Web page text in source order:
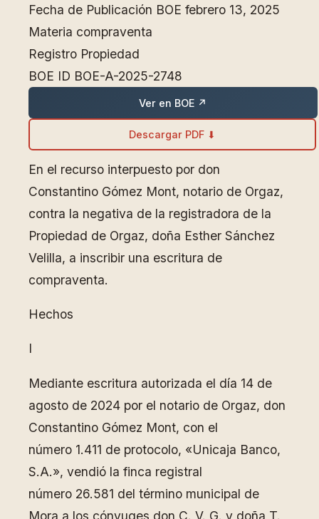
Fecha de Publicación BOE febrero 13, 2025
Materia compraventa
Registro Propiedad
BOE ID BOE-A-2025-2748
Ver en BOE ↗
Descargar PDF ⬇
En el recurso interpuesto por don
Constantino Gómez Mont, notario de Orgaz,
contra la negativa de la registradora de la
Propiedad de Orgaz, doña Esther Sánchez
Velilla, a inscribir una escritura de
compraventa.
Hechos
I
Mediante escritura autorizada el día 14 de
agosto de 2024 por el notario de Orgaz, don
Constantino Gómez Mont, con el
número 1.411 de protocolo, «Unicaja Banco,
S.A.», vendió la finca registral
número 26.581 del término municipal de
Mora a los cónyuges don C. V. G. y doña T.